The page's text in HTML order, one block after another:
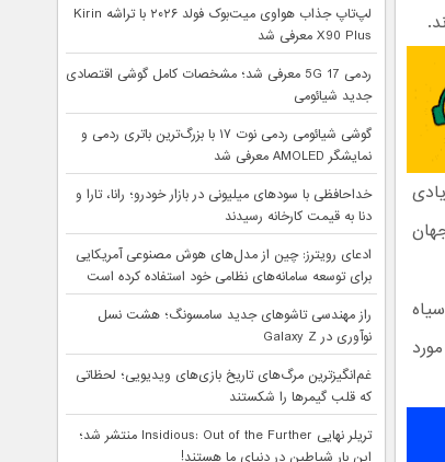
لپ‌تاپ جذاب هواوی میت‌بوک فولد ۲۰۲۶ با تراشه Kirin
X90 Plus معرفی شد
ردمی 17 5G معرفی شد؛ مشخصات کامل گوشی اقتصادی
جدید شیائومی
گوشی شیائومی ردمی نوت ۱۷ با بزرگ‌ترین باتری ردمی و
نمایشگر AMOLED معرفی شد
خداحافظی با سودهای میلیونی در بازار خودرو؛ رانا، تارا و
دنا به قیمت کارخانه رسیدند
ادعای رویترز: چین از مدل‌های هوش مصنوعی آمریکایی
برای توسعه سامانه‌های نظامی خود استفاده کرده است
راز مهندسی تاشوهای جدید سامسونگ؛ هشت نسل
نوآوری در Galaxy Z
غم‌انگیزترین مرگ‌های تاریخ بازی‌های ویدیویی؛ لحظاتی
که قلب گیمرها را شکستند
تریلر نهایی Insidious: Out of the Further منتشر شد؛
این بار شیاطین در دنیای ما هستند!